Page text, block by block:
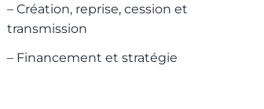
– Création, reprise, cession et
transmission
– Financement et stratégie